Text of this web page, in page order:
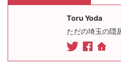
Toru Yoda
ただの埼玉の隠